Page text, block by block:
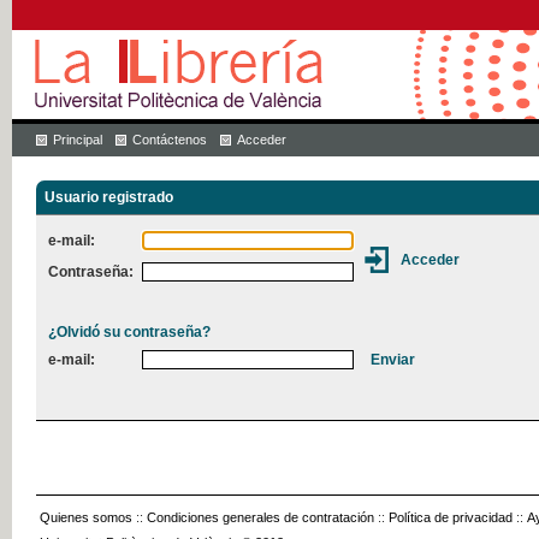
Principal Contáctenos Acceder
Usuario registrado
e-mail:
Contraseña:
¿Olvidó su contraseña?
e-mail:
Quienes somos :: Condiciones generales de contratación :: Política de privacidad ::